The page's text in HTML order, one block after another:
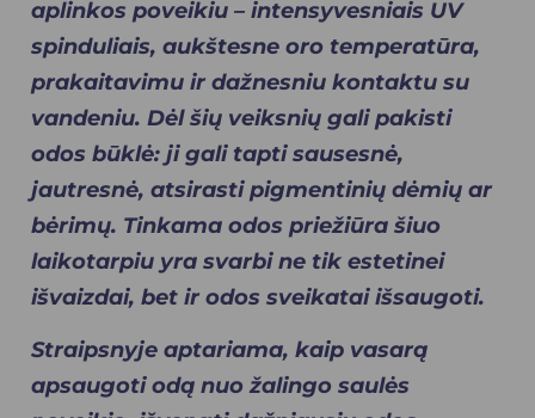
aplinkos poveikiu – intensyvesniais UV
spinduliais, aukštesne oro temperatūra,
prakaitavimu ir dažnesniu kontaktu su
vandeniu. Dėl šių veiksnių gali pakisti
odos būklė: ji gali tapti sausesnė,
jautresnė, atsirasti pigmentinių dėmių ar
bėrimų. Tinkama odos priežiūra šiuo
laikotarpiu yra svarbi ne tik estetinei
išvaizdai, bet ir odos sveikatai išsaugoti.
Straipsnyje aptariama, kaip vasarą
apsaugoti odą nuo žalingo saulės